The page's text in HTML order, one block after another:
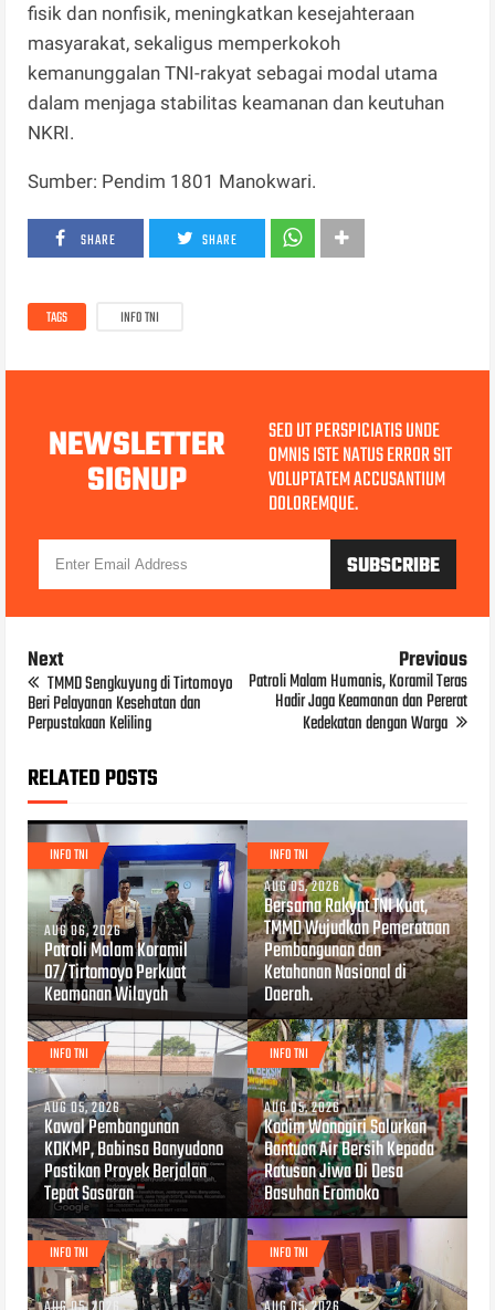
fisik dan nonfisik, meningkatkan kesejahteraan
masyarakat, sekaligus memperkokoh
kemanunggalan TNI-rakyat sebagai modal utama
dalam menjaga stabilitas keamanan dan keutuhan
NKRI.
Sumber: Pendim 1801 Manokwari.
SHARE SHARE
TAGS INFO TNI
NEWSLETTER
SIGNUP
SED UT PERSPICIATIS UNDE
OMNIS ISTE NATUS ERROR SIT
VOLUPTATEM ACCUSANTIUM
DOLOREMQUE.
Next
TMMD Sengkuyung di Tirtomoyo
Beri Pelayanan Kesehatan dan
Perpustakaan Keliling
Previous
Patroli Malam Humanis, Koramil Teras
Hadir Jaga Keamanan dan Pererat
Kedekatan dengan Warga
RELATED POSTS
INFO TNI
AUG 06, 2026
Patroli Malam Koramil
07/Tirtomoyo Perkuat
Keamanan Wilayah
INFO TNI
AUG 05, 2026
Bersama Rakyat TNI Kuat,
TMMD Wujudkan Pemerataan
Pembangunan dan
Ketahanan Nasional di
Daerah.
INFO TNI
AUG 05, 2026
Kawal Pembangunan
KDKMP, Babinsa Banyudono
Pastikan Proyek Berjalan
Tepat Sasaran
INFO TNI
AUG 05, 2026
Kodim Wonogiri Salurkan
Bantuan Air Bersih Kepada
Ratusan Jiwa Di Desa
Basuhan Eromoko
INFO TNI INFO TNI